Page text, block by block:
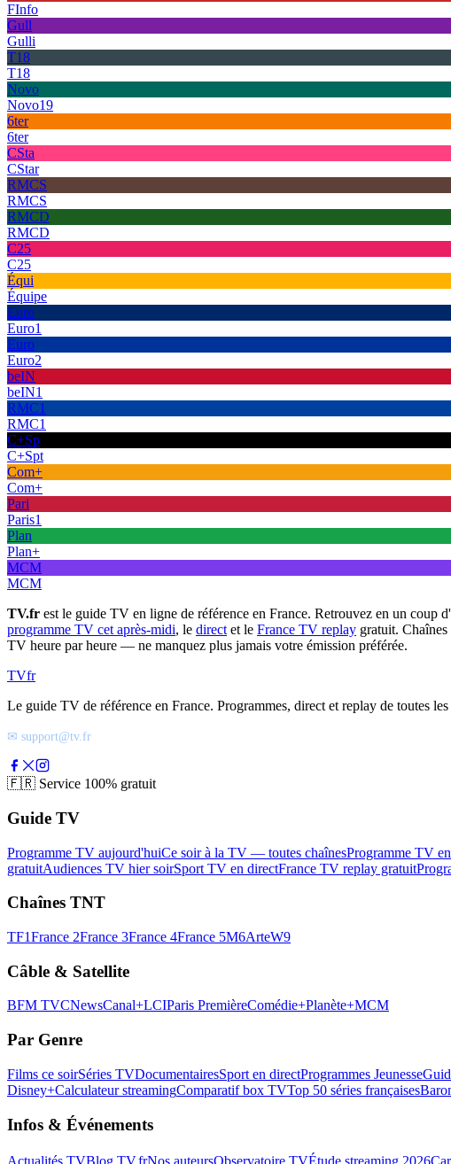
FInfo
Gull
Gulli
T18
T18
Novo
Novo19
6ter
6ter
CSta
CStar
RMCS
RMCS
RMCD
RMCD
C25
C25
Équi
Équipe
Euro
Euro1
Euro
Euro2
beIN
beIN1
RMC1
RMC1
C+Sp
C+Spt
Com+
Com+
Pari
Paris1
Plan
Plan+
MCM
MCM
TV.fr est le guide TV en ligne de référence en France. Retrouvez en un coup
programme TV cet après-midi, le direct et le France TV replay gratuit.
TV heure par heure — ne manquez plus jamais votre émission préférée.
TVfr
Le guide TV de référence en France. Programmes, direct et replay de toutes
✉ support@tv.fr
🇫🇷 Service 100% gratuit
Guide TV
Programme TV aujourd'huiCe soir à la TV — toutes chaînesProgramme TV
gratuitAudiences TV hier soirSport TV en directFrance TV replay gratuit
Chaînes TNT
TF1France 2France 3France 4France 5M6ArteW9
Câble & Satellite
BFM TVCNewsCanal+LCIParis PremièreComédie+Planète+MCM
Par Genre
Films ce soirSéries TVDocumentairesSport en directProgrammes Jeunesse
Disney+Calculateur streamingComparatif box TVTop 50 séries françaises
Infos & Événements